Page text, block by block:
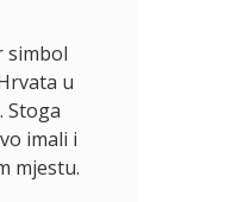
simbol
u
Stoga
imali i
mjestu.